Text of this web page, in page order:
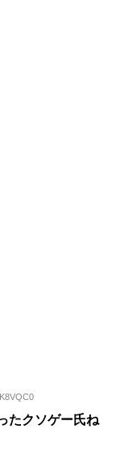
たクソゲー氏ね